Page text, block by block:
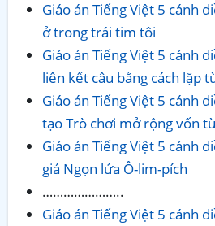
Giáo án Tiếng Việt 5 cánh
ở trong trái tim tôi
Giáo án Tiếng Việt 5 cánh
liên kết câu bằng cách lặp
Giáo án Tiếng Việt 5 cánh
tạo Trò chơi mở rộng vốn
Giáo án Tiếng Việt 5 cánh
giá Ngọn lửa Ô-lim-pích
…………………..
Giáo án Tiếng Việt 5 cánh